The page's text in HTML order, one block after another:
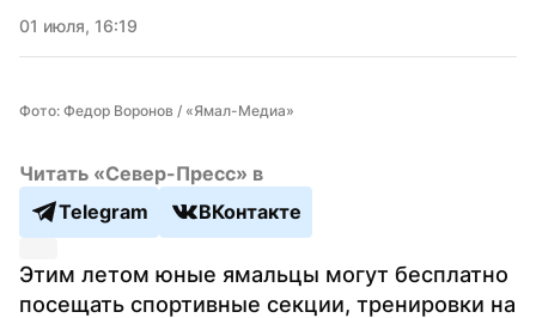
01 июля, 16:19
Фото: Федор Воронов / «Ямал-Медиа»
Читать «Север-Пресс» в
Telegram
ВКонтакте
Этим летом юные ямальцы могут бесплатно
посещать спортивные секции, тренировки на